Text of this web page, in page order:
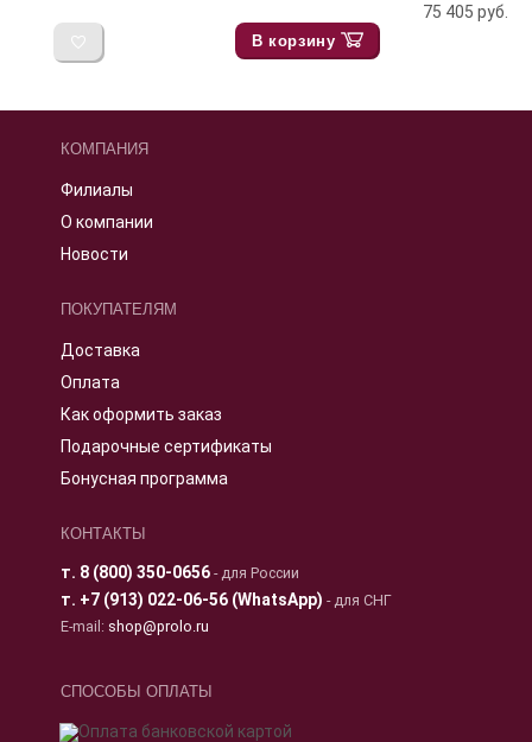
75 405 руб.
В корзину
КОМПАНИЯ
Филиалы
О компании
Новости
ПОКУПАТЕЛЯМ
Доставка
Оплата
Как оформить заказ
Подарочные сертификаты
Бонусная программа
КОНТАКТЫ
т. 8 (800) 350-0656- для России
т. +7 (913) 022-06-56 (WhatsApp) - для СНГ
E-mail: shop@prolo.ru
СПОСОБЫ ОПЛАТЫ